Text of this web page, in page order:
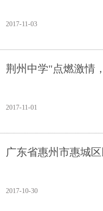
2017-11-03
荆州中学"点燃激情
2017-11-01
广东省惠州市惠城
2017-10-30